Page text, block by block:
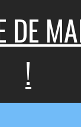
DE
!